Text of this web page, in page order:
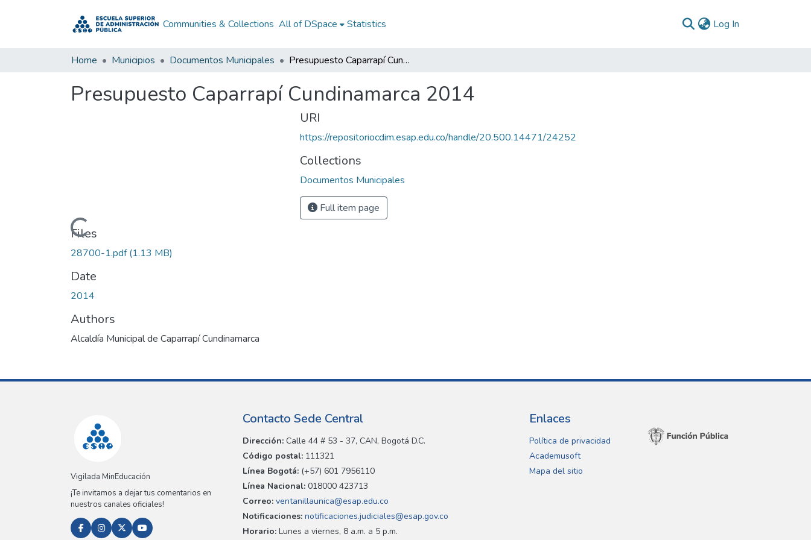
Communities & Collections All of DSpace Statistics Log In
Home Municipios Documentos Municipales Presupuesto Caparrapí Cundinamarca 2014
Presupuesto Caparrapí Cundinamarca 2014
Loading...
Files
28700-1.pdf(1.13 MB)
Date
2014
Authors
Alcaldía Municipal de Caparrapí Cundinamarca
URI
https://repositoriocdim.esap.edu.co/handle/20.500.14471/24252
Collections
Documentos Municipales
Full item page
Vigilada MinEducación
¡Te invitamos a dejar tus comentarios en
nuestros canales oficiales!
Contacto Sede Central
Dirección: Calle 44 # 53 - 37, CAN, Bogotá D.C.
Código postal: 111321
Línea Bogotá: (+57) 601 7956110
Línea Nacional: 018000 423713
Correo: ventanillaunica@esap.edu.co
Notificaciones: notificaciones.judiciales@esap.gov.co
Horario: Lunes a viernes, 8 a.m. a 5 p.m.
Enlaces
Política de privacidad
Academusoft
Mapa del sitio